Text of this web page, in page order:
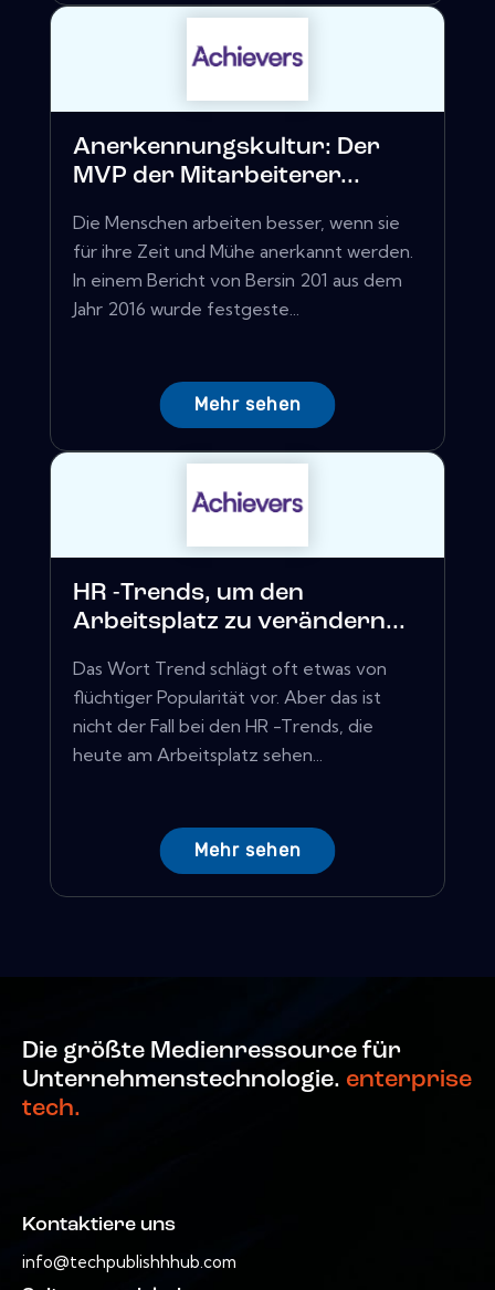
Anerkennungskultur: Der
MVP der Mitarbeiterer...
Die Menschen arbeiten besser, wenn sie
für ihre Zeit und Mühe anerkannt werden.
In einem Bericht von Bersin 201 aus dem
Jahr 2016 wurde festgeste...
Mehr sehen
HR -Trends, um den
Arbeitsplatz zu verändern...
Das Wort Trend schlägt oft etwas von
flüchtiger Popularität vor. Aber das ist
nicht der Fall bei den HR -Trends, die
heute am Arbeitsplatz sehen...
Mehr sehen
Die größte Medienressource für
Unternehmenstechnologie. enterprise
tech.
Kontaktiere uns
info@techpublishhhub.com